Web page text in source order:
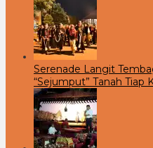
Serenade Langit
“Sejumput” Tanah Tiap